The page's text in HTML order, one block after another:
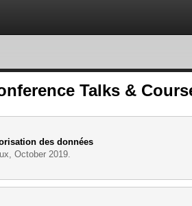
Talks &
des données
October 2019.